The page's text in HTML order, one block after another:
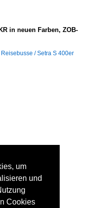
in neuen Farben, ZOB-
Reisebusse / Setra S 400er
um
und
Cookies